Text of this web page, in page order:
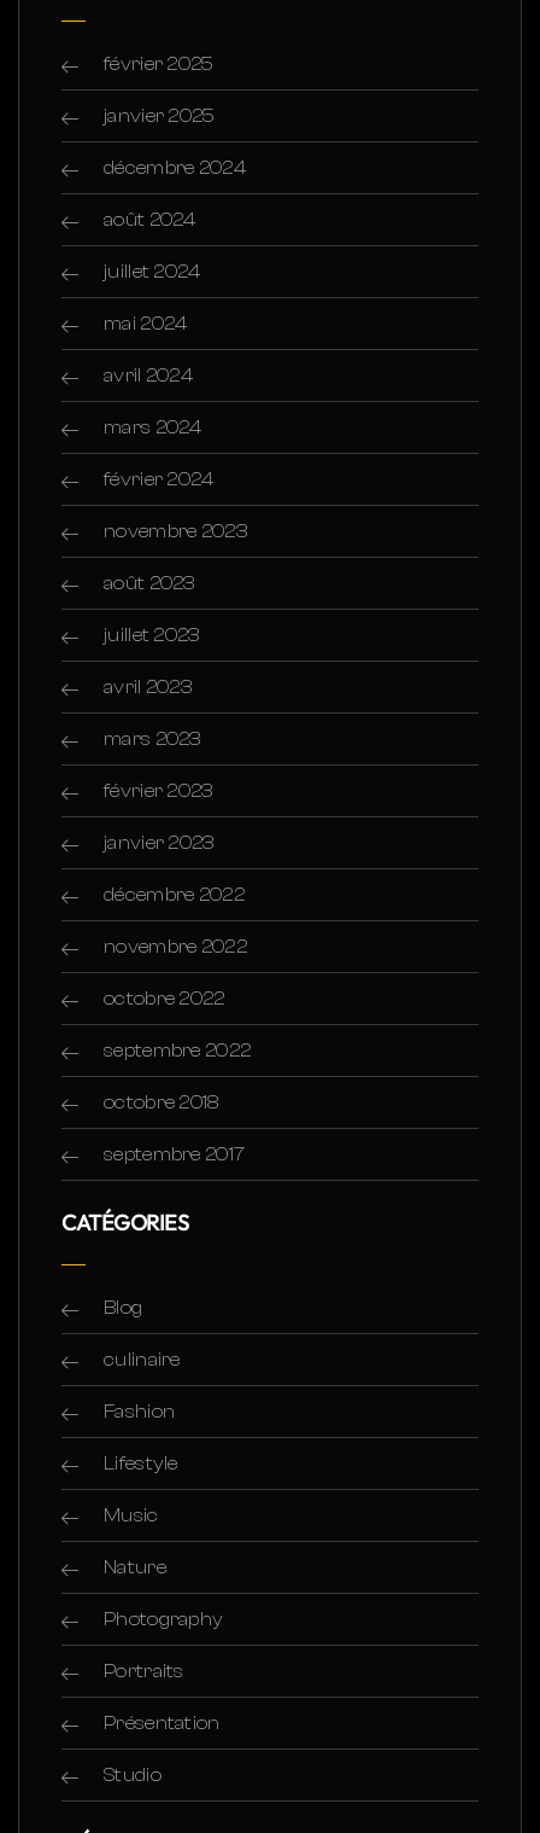
février 2025
janvier 2025
décembre 2024
août 2024
juillet 2024
mai 2024
avril 2024
mars 2024
février 2024
novembre 2023
août 2023
juillet 2023
avril 2023
mars 2023
février 2023
janvier 2023
décembre 2022
novembre 2022
octobre 2022
septembre 2022
octobre 2018
septembre 2017
CATÉGORIES
Blog
culinaire
Fashion
Lifestyle
Music
Nature
Photography
Portraits
Présentation
Studio